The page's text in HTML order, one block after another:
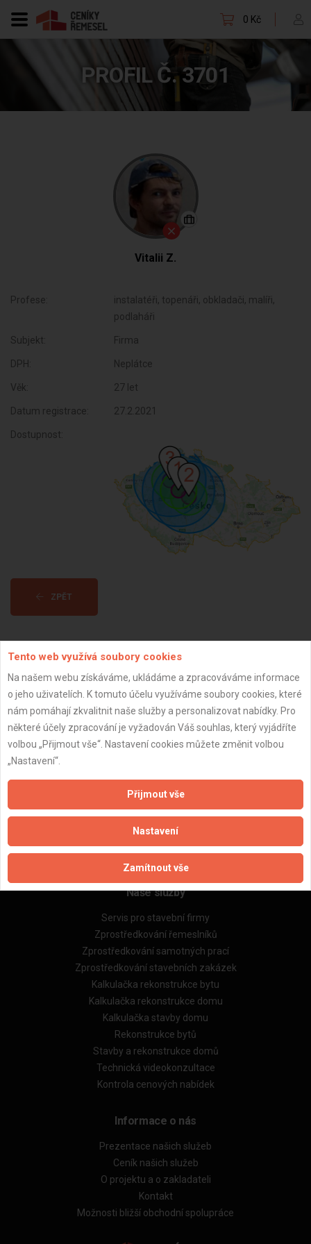
0 Kč
PROFIL Č. 3701
Vitalii Z.
Profese:
instalatéři, topenáři, obkladači, malíři,
podlaháři
Subjekt: Firma
DPH: Neplátce
Věk: 27 let
Datum registrace: 27.2.2021
Dostupnost:
ZPĚT
Důležité informace
Zásady pro používání souborů cookie
Naše excelové tabulky online
Naše služby
Servis pro stavební firmy
Zprostředkování řemeslníků
Zprostředkování samotných prací
Zprostředkování stavebních zakázek
Kalkulačka rekonstrukce bytu
Kalkulačka rekonstrukce domu
Kalkulačka stavby domu
Rekonstrukce bytů
Stavby a rekonstrukce domů
Technická videokonzultace
Kontrola cenových nabídek
Informace o nás
Prezentace našich služeb
Ceník našich služeb
O projektu a o zakladateli
Kontakt
Možnosti bližší obchodní spolupráce
Tento web využívá soubory cookies
Na našem webu získáváme, ukládáme a zpracováváme informace
o jeho uživatelích. K tomuto účelu využíváme soubory cookies, které
nám pomáhají zkvalitnit naše služby a personalizovat nabídky. Pro
některé účely zpracování je vyžadován Váš souhlas, který vyjádříte
volbou „Přijmout vše“. Nastavení cookies můžete změnit volbou
„Nastavení“.
Přijmout vše
Nastavení
Zamítnout vše